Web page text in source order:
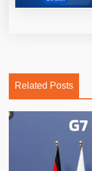
Related Posts